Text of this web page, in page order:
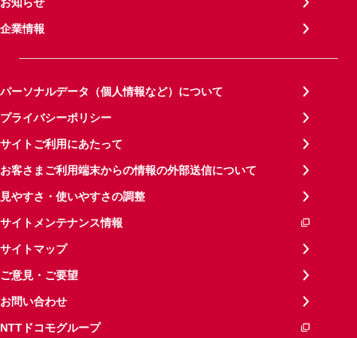
企業情報
パーソナルデータ（個人情報など）について
プライバシーポリシー
サイトご利用にあたって
お客さまご利用端末からの情報の外部送信について
見やすさ・使いやすさの調整
サイトメンテナンス情報
サイトマップ
ご意見・ご要望
お問い合わせ
NTTドコモグループ